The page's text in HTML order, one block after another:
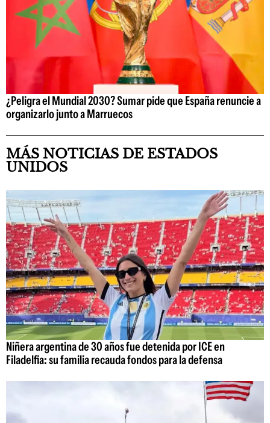
¿Peligra el Mundial 2030? Sumar pide que España renuncie a
organizarlo junto a Marruecos
MÁS NOTICIAS DE ESTADOS
UNIDOS
Niñera argentina de 30 años fue detenida por ICE en
Filadelfia: su familia recauda fondos para la defensa